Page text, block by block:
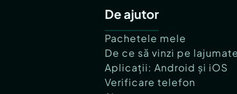
De ajutor
Pachetele mele
De ce să vinzi pe
Aplicații: Android și iOS
Verificare telefon